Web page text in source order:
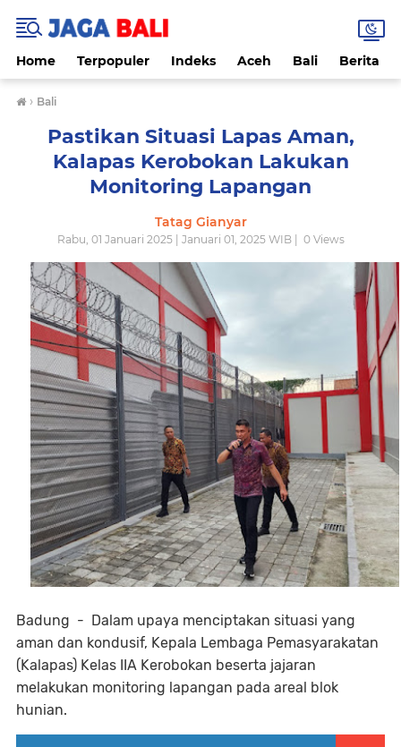
Home Terpopuler Indeks Aceh Bali Berita
› Bali
Pastikan Situasi Lapas Aman,
Kalapas Kerobokan Lakukan
Monitoring Lapangan
Tatag Gianyar
Rabu, 01 Januari 2025 | Januari 01, 2025 WIB | 0Views
Badung - Dalam upaya menciptakan situasi yang
aman dan kondusif, Kepala Lembaga Pemasyarakatan
(Kalapas) Kelas IIA Kerobokan beserta jajaran
melakukan monitoring lapangan pada areal blok
hunian.